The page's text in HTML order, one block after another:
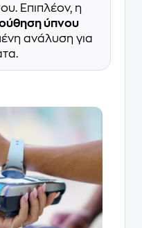
Επιπλέον, η
ύπνου
ανάλυση για